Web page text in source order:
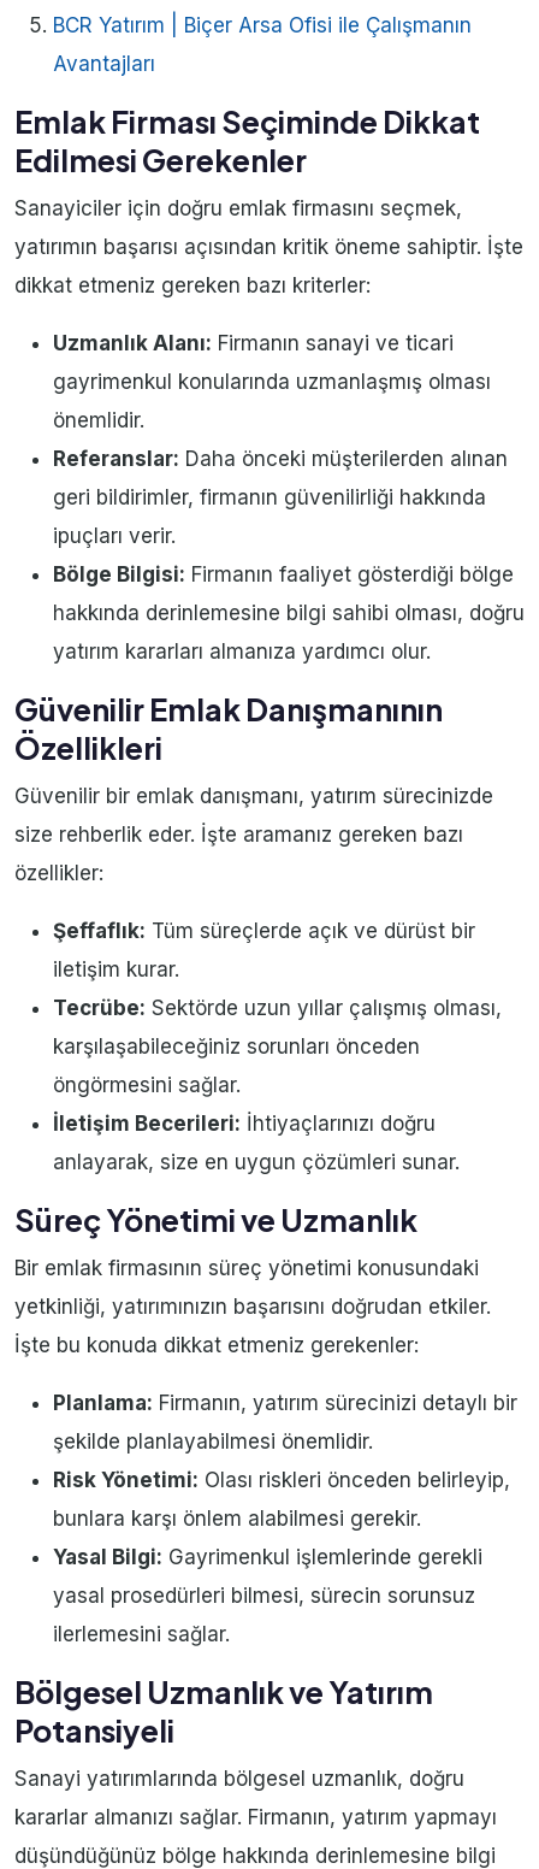
BCR Yatırım | Biçer Arsa Ofisi ile Çalışmanın
Avantajları
Emlak Firması Seçiminde Dikkat
Edilmesi Gerekenler
Sanayiciler için doğru emlak firmasını seçmek,
yatırımın başarısı açısından kritik öneme sahiptir. İşte
dikkat etmeniz gereken bazı kriterler:
Uzmanlık Alanı: Firmanın sanayi ve ticari
gayrimenkul konularında uzmanlaşmış olması
önemlidir.
Referanslar: Daha önceki müşterilerden alınan
geri bildirimler, firmanın güvenilirliği hakkında
ipuçları verir.
Bölge Bilgisi: Firmanın faaliyet gösterdiği bölge
hakkında derinlemesine bilgi sahibi olması, doğru
yatırım kararları almanıza yardımcı olur.
Güvenilir Emlak Danışmanının
Özellikleri
Güvenilir bir emlak danışmanı, yatırım sürecinizde
size rehberlik eder. İşte aramanız gereken bazı
özellikler:
Şeffaflık: Tüm süreçlerde açık ve dürüst bir
iletişim kurar.
Tecrübe: Sektörde uzun yıllar çalışmış olması,
karşılaşabileceğiniz sorunları önceden
öngörmesini sağlar.
İletişim Becerileri: İhtiyaçlarınızı doğru
anlayarak, size en uygun çözümleri sunar.
Süreç Yönetimi ve Uzmanlık
Bir emlak firmasının süreç yönetimi konusundaki
yetkinliği, yatırımınızın başarısını doğrudan etkiler.
İşte bu konuda dikkat etmeniz gerekenler:
Planlama: Firmanın, yatırım sürecinizi detaylı bir
şekilde planlayabilmesi önemlidir.
Risk Yönetimi: Olası riskleri önceden belirleyip,
bunlara karşı önlem alabilmesi gerekir.
Yasal Bilgi: Gayrimenkul işlemlerinde gerekli
yasal prosedürleri bilmesi, sürecin sorunsuz
ilerlemesini sağlar.
Bölgesel Uzmanlık ve Yatırım
Potansiyeli
Sanayi yatırımlarında bölgesel uzmanlık, doğru
kararlar almanızı sağlar. Firmanın, yatırım yapmayı
düşündüğünüz bölge hakkında derinlemesine bilgi